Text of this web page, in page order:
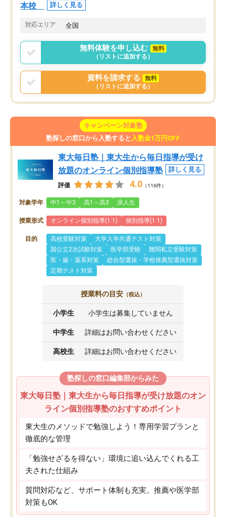
本校 詳しく見る
対応エリア 全国
無料体験を申し込む
無料
（リストに追加する）
資料を請求する
無料
（リストに追加する）
キャンペーン対象塾
塾探しの窓口から入塾すると 入塾金1万円OFF
東大毎日塾｜東大生から毎日指導が受け
放題のオンライン個別指導塾
詳しく見る
評価 4.0 （116件）
対象学年 中1～中3 高1～高3 浪人生
授業形式 オンライン個別指導(1:1) 個別指導(1:1)
目的 高校受験対策
大学入学共通テスト対策
国公立2次試験対策
医学部受験
難関私立受験対策
医・歯・薬系対策
総合型選抜・学校推薦型選抜対策
定期テスト対策
授業料の目安 （税込）
小学生 小学生は募集していません
中学生 詳細はお問い合わせください
高校生 詳細はお問い合わせください
塾探しの窓口編集部からみた
東大毎日塾｜東大生から毎日指導が受け放題のオン
ライン個別指導塾のおすすめポイント
東大生のメソッドで勉強しよう！専用学習プランと
徹底的な管理
「勉強せざるを得ない」環境に追い込んでくれる工
夫された仕組み
質問対応など、サポート体制も充実。推薦や医学部
対策もOK